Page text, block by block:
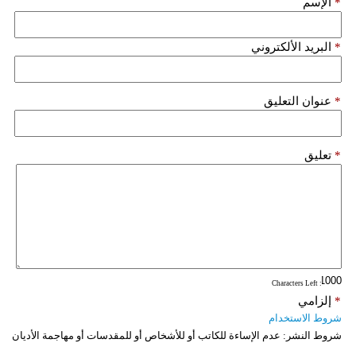
البريد الألكتروني *
عنوان التعليق *
تعليق *
: Characters Left
إلزامي *
شروط الاستخدام
شروط النشر: عدم الإساءة للكاتب أو للأشخاص أو للمقدسات أو مهاجمة الأديان